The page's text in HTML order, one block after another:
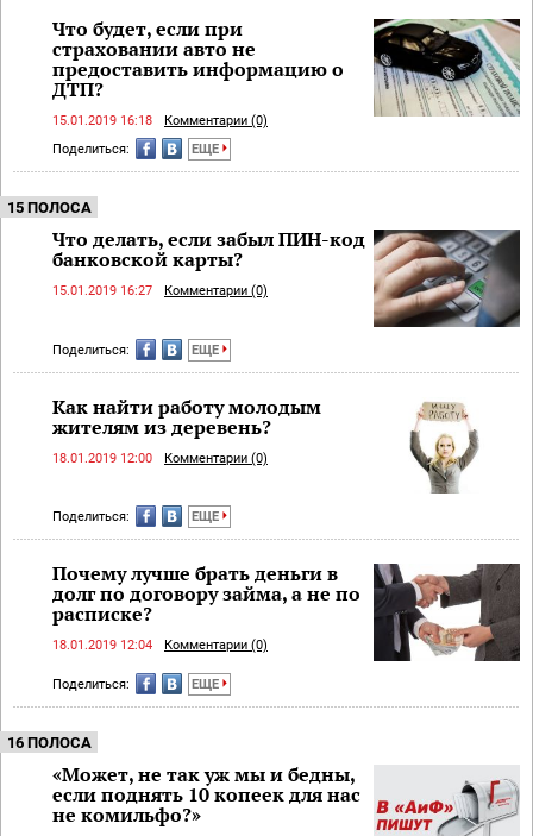
Что будет, если при
страховании авто не
предоставить информацию о
ДТП?
15.01.2019 16:18
Комментарии (0)
Поделиться:
ЕЩЕ
15 ПОЛОСА
Что делать, если забыл ПИН-код
банковской карты?
15.01.2019 16:27 Комментарии (0)
Поделиться: ЕЩЕ
Как найти работу молодым
жителям из деревень?
18.01.2019 12:00 Комментарии (0)
Поделиться: ЕЩЕ
Почему лучше брать деньги в
долг по договору займа, а не по
расписке?
18.01.2019 12:04 Комментарии (0)
Поделиться: ЕЩЕ
16 ПОЛОСА
«Может, не так уж мы и бедны,
если поднять 10 копеек для нас
не комильфо?»